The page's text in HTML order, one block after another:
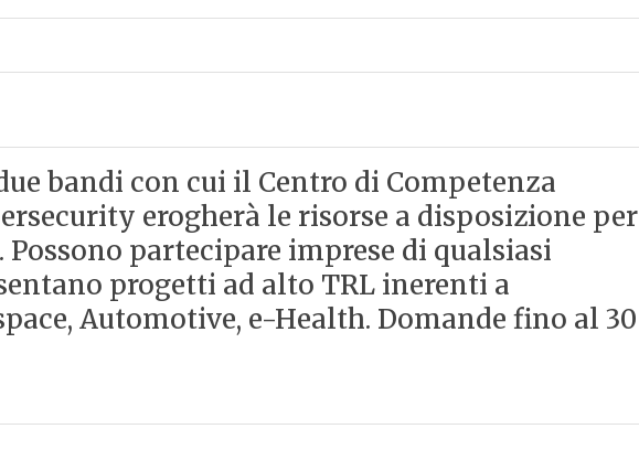
bandi con cui il Centro di Competenza
erogherà le risorse a disposizione per
Possono partecipare imprese di qualsiasi
progetti ad alto TRL inerenti a
Automotive, e-Health. Domande fino al 30